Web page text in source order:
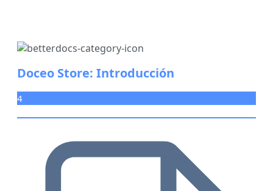
Doceo Store: Introducción
4